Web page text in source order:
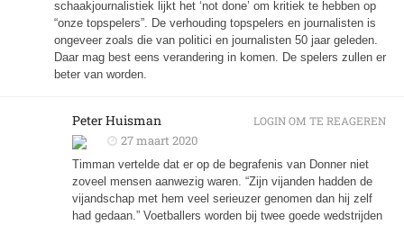
schaakjournalistiek lijkt het ‘not done’ om kritiek te hebben op
“onze topspelers”. De verhouding topspelers en journalisten is
ongeveer zoals die van politici en journalisten 50 jaar geleden.
Daar mag best eens verandering in komen. De spelers zullen er
beter van worden.
Peter Huisman
27 maart 2020
Timman vertelde dat er op de begrafenis van Donner niet
zoveel mensen aanwezig waren. “Zijn vijanden hadden de
vijandschap met hem veel serieuzer genomen dan hij zelf
had gedaan.” Voetballers worden bij twee goede wedstrijden
LOGIN OM TE REAGEREN